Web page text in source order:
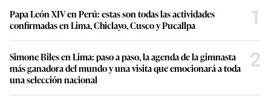
Papa León XIV en Perú: estas son todas las actividades
confirmadas en Lima, Chiclayo, Cusco y Pucallpa
1
Simone Biles en Lima: paso a paso, la agenda de la gimnasta
más ganadora del mundo y una visita que emocionará a toda
una selección nacional
2